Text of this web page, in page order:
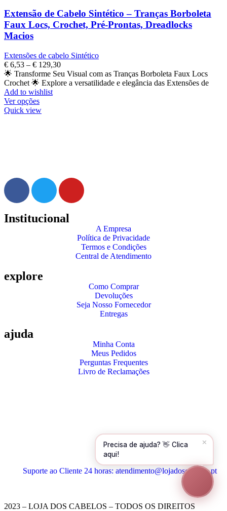
Extensão de Cabelo Sintético – Tranças Borboleta
Faux Locs, Crochet, Pré-Prontas, Dreadlocks
Macios
Extensões de cabelo Sintético
€ 6,53 – € 129,30
🌟 Transforme Seu Visual com as Tranças Borboleta Faux Locs
Crochet 🌟 Explore a versatilidade e elegância das Extensões de
Add to wishlist
Ver opções
Quick view
Institucional
A Empresa
Política de Privacidade
Termos e Condições
Central de Atendimento
explore
Como Comprar
Devoluções
Seja Nosso Fornecedor
Entregas
ajuda
Minha Conta
Meus Pedidos
Perguntas Frequentes
Livro de Reclamações
Suporte ao Cliente 24 horas: atendimento@lojadoscabelos.pt
2023 – LOJA DOS CABELOS – TODOS OS DIREITOS
Precisa de ajuda? 👋 Clica
aqui!
✕
PT EN
Olá! Para começarmos, diz-me o teu nome
e email 😊